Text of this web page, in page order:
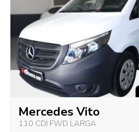
Mercedes Vito
110 CDI FWD LARGA